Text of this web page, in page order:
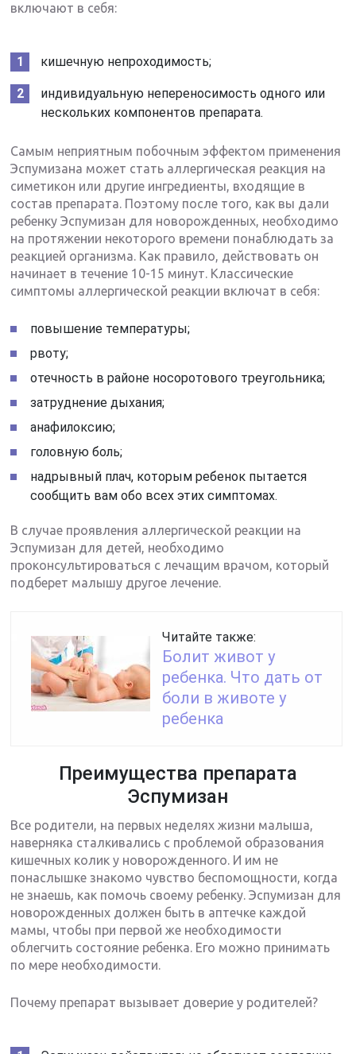
включают в себя:
кишечную непроходимость;
индивидуальную непереносимость одного или
нескольких компонентов препарата.
Самым неприятным побочным эффектом применения
Эспумизана может стать аллергическая реакция на
симетикон или другие ингредиенты, входящие в
состав препарата. Поэтому после того, как вы дали
ребенку Эспумизан для новорожденных, необходимо
на протяжении некоторого времени понаблюдать за
реакцией организма. Как правило, действовать он
начинает в течение 10-15 минут. Классические
симптомы аллергической реакции включат в себя:
повышение температуры;
рвоту;
отечность в районе носоротового треугольника;
затруднение дыхания;
анафилоксию;
головную боль;
надрывный плач, которым ребенок пытается
сообщить вам обо всех этих симптомах.
В случае проявления аллергической реакции на
Эспумизан для детей, необходимо
проконсультироваться с лечащим врачом, который
подберет малышу другое лечение.
Читайте также:
Болит живот у
ребенка. Что дать от
боли в животе у
ребенка
Преимущества препарата
Эспумизан
Все родители, на первых неделях жизни малыша,
наверняка сталкивались с проблемой образования
кишечных колик у новорожденного. И им не
понаслышке знакомо чувство беспомощности, когда
не знаешь, как помочь своему ребенку. Эспумизан для
новорожденных должен быть в аптечке каждой
мамы, чтобы при первой же необходимости
облегчить состояние ребенка. Его можно принимать
по мере необходимости.
Почему препарат вызывает доверие у родителей?